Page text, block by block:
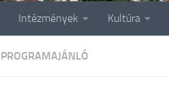
Intézmények Kultúra
PROGRAMAJÁNLÓ